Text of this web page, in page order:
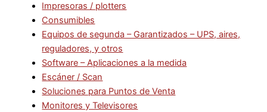
Impresoras / plotters
Consumibles
Equipos de segunda – Garantizados – UPS, aires,
reguladores, y otros
Software – Aplicaciones a la medida
Escáner / Scan
Soluciones para Puntos de Venta
Monitores y Televisores